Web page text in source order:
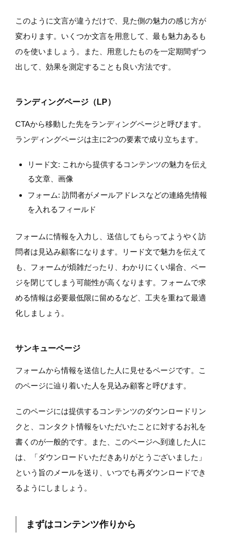
このように文言が違うだけで、見た側の魅力の感じ方が
変わります。いくつか文言を用意して、最も魅力あるも
のを使いましょう。また、用意したものを一定期間ずつ
出して、効果を測定することも良い方法です。
ランディングページ（LP）
CTAから移動した先をランディングページと呼びます。
ランディングページは主に2つの要素で成り立ちます。
リード文: これから提供するコンテンツの魅力を伝え
る文章、画像
フォーム: 訪問者がメールアドレスなどの連絡先情報
を入れるフィールド
フォームに情報を入力し、送信してもらってようやく訪
問者は見込み顧客になります。リード文で魅力を伝えて
も、フォームが煩雑だったり、わかりにくい場合、ペー
ジを閉じてしまう可能性が高くなります。フォームで求
める情報は必要最低限に留めるなど、工夫を重ねて最適
化しましょう。
サンキューページ
フォームから情報を送信した人に見せるページです。こ
のページに辿り着いた人を見込み顧客と呼びます。
このページには提供するコンテンツのダウンロードリン
クと、コンタクト情報をいただいたことに対するお礼を
書くのが一般的です。また、このページへ到達した人に
は、「ダウンロードいただきありがとうございました」
という旨のメールを送り、いつでも再ダウンロードでき
るようにしましょう。
まずはコンテンツ作りから